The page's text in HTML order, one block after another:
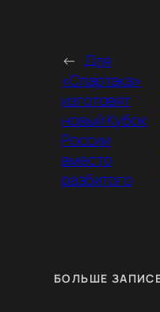
← Для
«Спартака»
изготовят
новый Кубок
России
вместо
разбитого
БОЛЬШЕ